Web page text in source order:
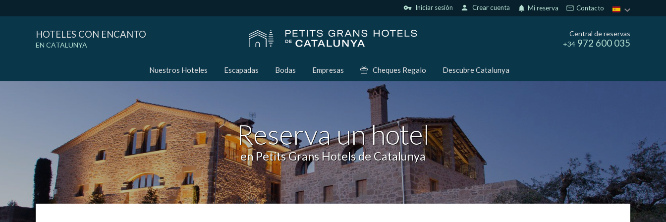
vpn_key Iniciar sesión person Crear cuenta notifications Mi reserva Contacto
HOTELES CON ENCANTO
EN CATALUNYA
Central de reservas
+34 972 600 035
Nuestros Hoteles Escapadas Bodas Empresas Cheques Regalo Descubre Catalunya
Reserva un hotel
en Petits Grans Hotels de Catalunya
Modificar cookies
Técnicas y funcionales
Siempre activas